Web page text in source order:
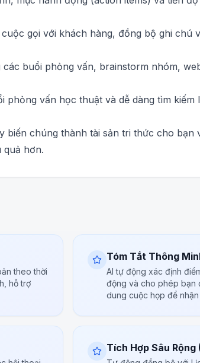
gọi với khách hàng, đồng bộ ghi chú
các buổi phỏng vấn, brainstorm nhóm,
phỏng vấn học thuật và dễ dàng tìm
chúng thành tài sản tri thức cho bạn
quả hơn.
theo thời
hỗ trợ
Tóm Tắt Thông
AI tự động xác định
động và cho phép bạn
dung cuộc họp để
Tích Hợp Sâu Rộng